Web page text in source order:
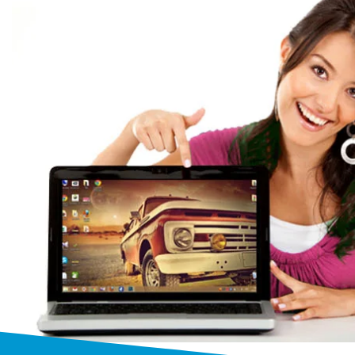
Ремонт
профессия
Мы выполняем ремонт ноутбуков
и производителей